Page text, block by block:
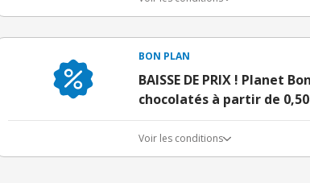
BON PLAN
BAISSE DE PRIX ! Planet
chocolatés à partir de
Voir les conditions